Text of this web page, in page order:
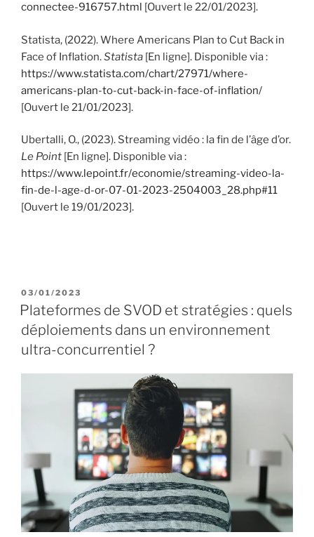
connectee-916757.html [Ouvert le 22/01/2023].
Statista, (2022). Where Americans Plan to Cut Back in
Face of Inflation.Statista [En ligne]. Disponible via :
https://www.statista.com/chart/27971/where-
americans-plan-to-cut-back-in-face-of-inflation/
[Ouvert le 21/01/2023].
Ubertalli, O., (2023). Streaming vidéo : la fin de l’âge d’or.
Le Point [En ligne]. Disponible via :
https://www.lepoint.fr/economie/streaming-video-la-
fin-de-l-age-d-or-07-01-2023-2504003_28.php#11
[Ouvert le 19/01/2023].
P
U
B
L
É
03/01/2023
Plateformes de SVOD et stratégies : quels
déploiements dans un environnement
ultra-concurrentiel ?